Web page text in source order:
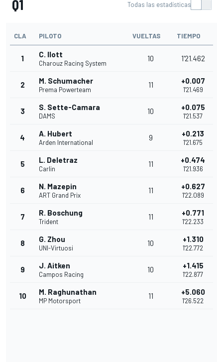
Q1 Todas las estadísticas
CLA PILOTO VUELTAS TIEMPO
1 C. Ilott
Charouz Racing System
10 1'21.462
2 M. Schumacher
Prema Powerteam
11 +0.007
1'21.469
3 S. Sette-Camara
DAMS
10 +0.075
1'21.537
4 A. Hubert
Arden International
9 +0.213
1'21.675
5 L. Deletraz
Carlin
11 +0.474
1'21.936
6 N. Mazepin
ART Grand Prix
11 +0.627
1'22.089
7 R. Boschung
Trident
11 +0.771
1'22.233
8 G. Zhou
UNI-Virtuosi
10 +1.310
1'22.772
9 J. Aitken
Campos Racing
10 +1.415
1'22.877
10 M. Raghunathan
MP Motorsport
11 +5.060
1'26.522